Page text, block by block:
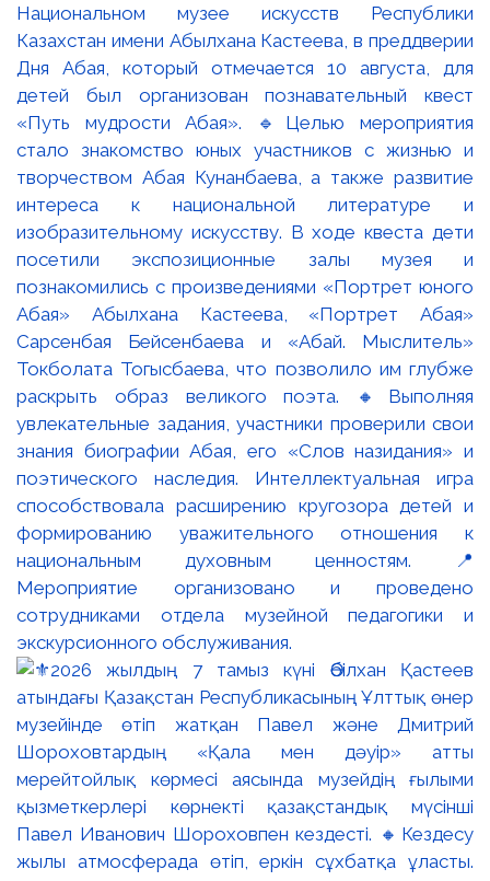
Национальном музее искусств Республики
Казахстан имени Абылхана Кастеева, в преддверии
Дня Абая, который отмечается 10 августа, для
детей был организован познавательный квест
«Путь мудрости Абая». 🔹Целью мероприятия
стало знакомство юных участников с жизнью и
творчеством Абая Кунанбаева, а также развитие
интереса к национальной литературе и
изобразительному искусству. В ходе квеста дети
посетили экспозиционные залы музея и
познакомились с произведениями «Портрет юного
Абая» Абылхана Кастеева, «Портрет Абая»
Сарсенбая Бейсенбаева и «Абай. Мыслитель»
Токболата Тогысбаева, что позволило им глубже
раскрыть образ великого поэта. 🔸Выполняя
увлекательные задания, участники проверили свои
знания биографии Абая, его «Слов назидания» и
поэтического наследия. Интеллектуальная игра
способствовала расширению кругозора детей и
формированию уважительного отношения к
национальным духовным ценностям. 📍
Мероприятие организовано и проведено
сотрудниками отдела музейной педагогики и
экскурсионного обслуживания.